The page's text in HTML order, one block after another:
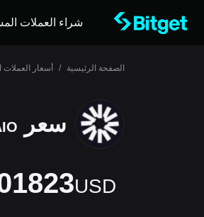
شراء العملات
الصفحة الرئيسية / أسعار
سعر KAIO
USD